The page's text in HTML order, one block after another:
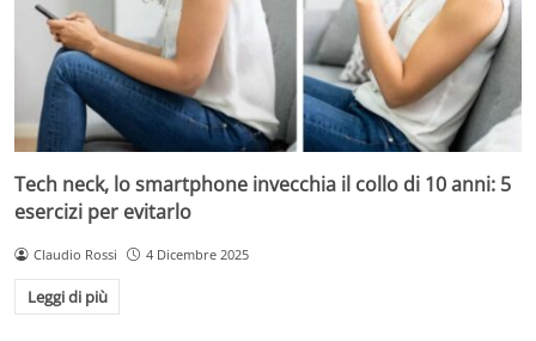
Tech neck, lo smartphone invecchia il collo di 10 anni: 5
esercizi per evitarlo
Claudio Rossi 4 Dicembre 2025
Leggi di più